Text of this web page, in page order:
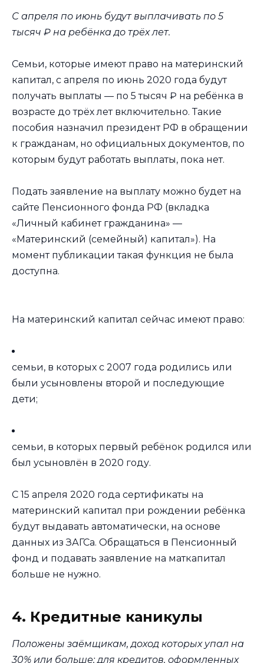
С апреля по июнь будут выплачивать по 5
тысяч ₽ на ребёнка до трёх лет.
Семьи, которые имеют право на материнский
капитал, с апреля по июнь 2020 года будут
получать выплаты — по 5 тысяч ₽ на ребёнка в
возрасте до трёх лет включительно. Такие
пособия назначил президент РФ в обращении
к гражданам, но официальных документов, по
которым будут работать выплаты, пока нет.
Подать заявление на выплату можно будет на
сайте Пенсионного фонда РФ (вкладка
«Личный кабинет гражданина» —
«Материнский (семейный) капитал»). На
момент публикации такая функция не была
доступна.
На материнский капитал сейчас имеют право:
семьи, в которых с 2007 года родились или
были усыновлены второй и последующие
дети;
семьи, в которых первый ребёнок родился или
был усыновлён в 2020 году.
С 15 апреля 2020 года сертификаты на
материнский капитал при рождении ребёнка
будут выдавать автоматически, на основе
данных из ЗАГСа. Обращаться в Пенсионный
фонд и подавать заявление на маткапитал
больше не нужно.
4. Кредитные каникулы
Положены заёмщикам, доход которых упал на
30% или больше; для кредитов, оформленных